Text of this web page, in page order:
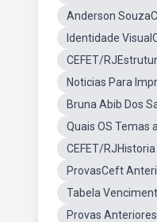
Anderson
Identidade
CEFET/
Noticias Para
Bruna Abib Dos
Quais OS Temas
CEFET/
ProvasCeft
Tabela
Provas